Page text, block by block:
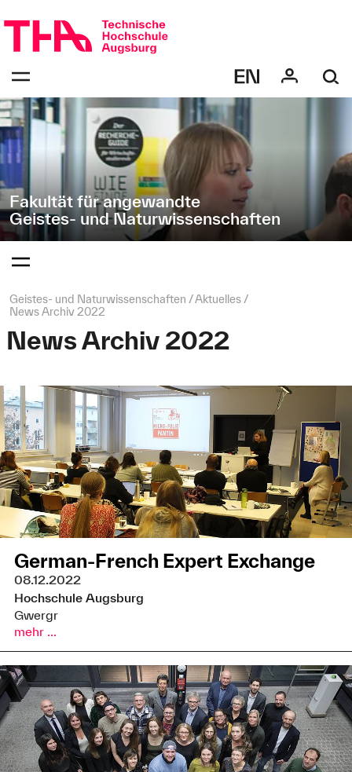
überspringen
zur
Navigation
"Geistes-
und
Naturwissenschaften"
Fakultät für angewandte
Geistes- und Naturwissenschaften
bestätigen
Öffnen
des
Menüs
bestätigen
des
Menüs
Seitenpfad:
Geistes- und Naturwissenschaften
Aktuelles
News Archiv 2022
News Archiv 2022
German-French Expert Exchange
08.12.2022
Hochschule Augsburg
Gwergr
mehr ...